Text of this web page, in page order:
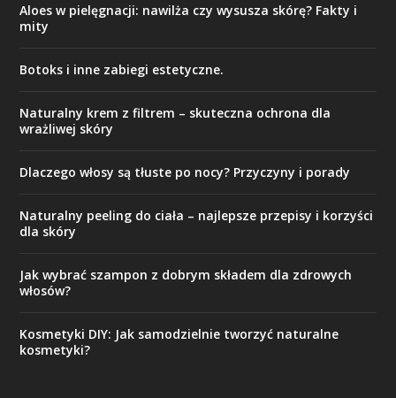
Aloes w pielęgnacji: nawilża czy wysusza skórę? Fakty i
mity
Botoks i inne zabiegi estetyczne.
Naturalny krem z filtrem – skuteczna ochrona dla
wrażliwej skóry
Dlaczego włosy są tłuste po nocy? Przyczyny i porady
Naturalny peeling do ciała – najlepsze przepisy i korzyści
dla skóry
Jak wybrać szampon z dobrym składem dla zdrowych
włosów?
Kosmetyki DIY: Jak samodzielnie tworzyć naturalne
kosmetyki?